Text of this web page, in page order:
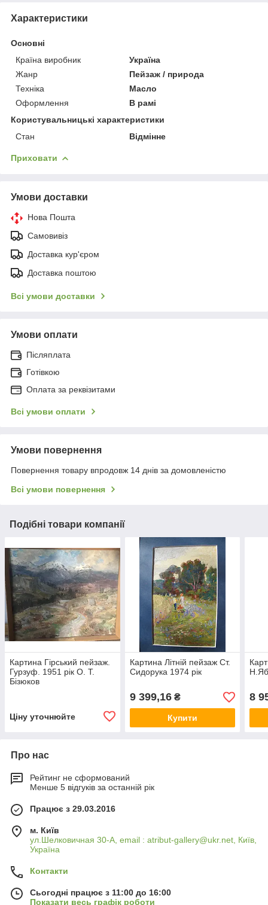
Характеристики
Основні
Країна виробник
Україна
Жанр
Пейзаж / природа
Техніка
Масло
Оформлення
В рамі
Користувальницькі характеристики
Стан
Відмінне
Приховати
Умови доставки
Нова Пошта
Самовивіз
Доставка кур'єром
Доставка поштою
Всі умови доставки
Умови оплати
Післяплата
Готівкою
Оплата за реквізитами
Всі умови оплати
Умови повернення
Повернення товару впродовж 14 днів за домовленістю
Всі умови повернення
Подібні товари компанії
Картина Гірський пейзаж.
Гурзуф. 1951 рік О. Т.
Бізюков
Ціну уточнюйте
Картина Літній пейзаж Ст.
Сидорука 1974 рік
9 399,16₴
Купити
8
Про нас
Рейтинг не сформований
Менше 5 відгуків за останній рік
Працює з 29.03.2016
м. Київ
ул.Шелковичная 30-А, email : atribut-gallery@ukr.net, Київ,
Україна
Контакти
Сьогодні працює з 11:00 до 16:00
Показати весь графік роботи